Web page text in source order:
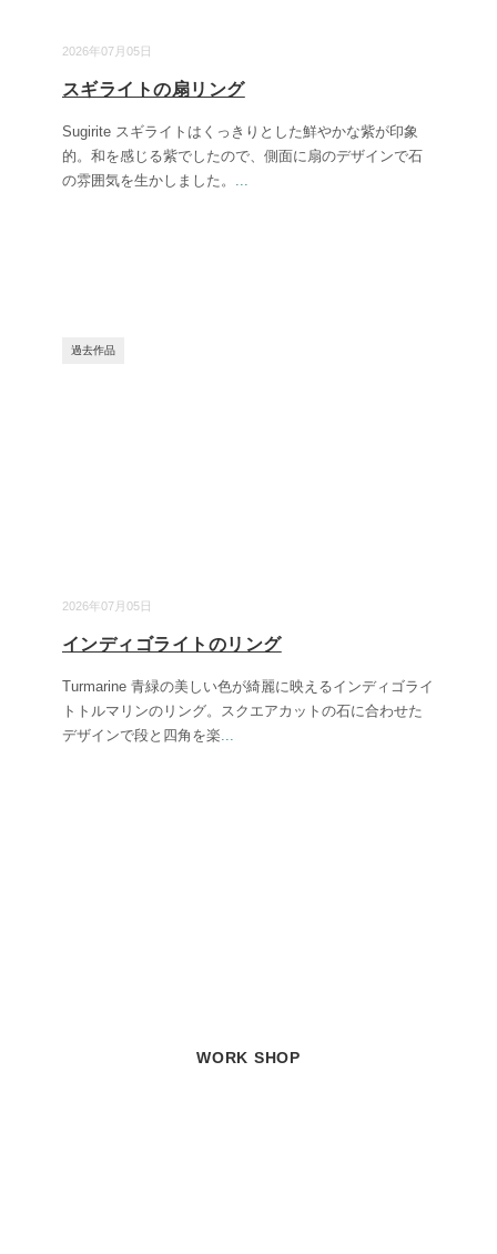
2026年07月05日
スギライトの扇リング
Sugirite スギライトはくっきりとした鮮やかな紫が印象
的。和を感じる紫でしたので、側面に扇のデザインで石
の雰囲気を生かしました。 ...
2026年07月05日
過去作品
インディゴライトのリング
Turmarine 青緑の美しい色が綺麗に映えるインディゴライ
トトルマリンのリング。スクエアカットの石に合わせた
デザインで段と四角を楽...
WORK SHOP